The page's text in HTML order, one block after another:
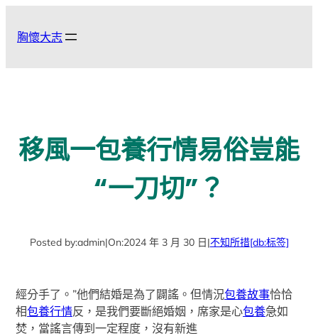
胸懷大志
移風一包養行情易俗豈能
“一刀切”？
Posted by:admin|On:2024 年 3 月 30 日|不知所措[db:标签]
經分手了。”他們結婚是為了闢謠。但情況包養故事恰恰
相包養行情反，是我們要斷絕婚姻，席家是心包養急如
焚，當謠言傳到一定程度，沒有新進